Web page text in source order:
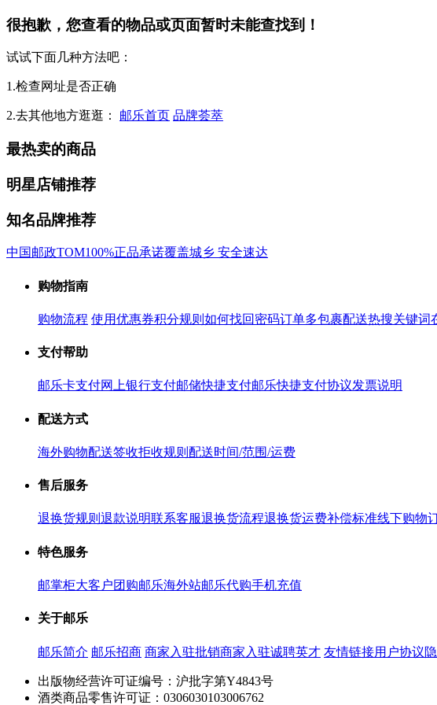
很抱歉，您查看的物品或页面暂时未能查找到！
试试下面几种方法吧：
1.检查网址是否正确
2.去其他地方逛逛： 邮乐首页 品牌荟萃
最热卖的商品
明星店铺推荐
知名品牌推荐
中国邮政TOM100%正品承诺覆盖城乡 安全速达
购物指南
购物流程 使用优惠券积分规则 如何找回密码订单多包裹配送热搜关键词
支付帮助
邮乐卡支付网上银行支付邮储快捷支付邮乐快捷支付协议发票说明
配送方式
海外购物配送签收拒收规则 配送时间/范围/运费
售后服务
退换货规则 退款说明联系客服退换货流程退换货运费补偿标准线下购物
特色服务
邮掌柜大客户团购邮乐海外站邮乐代购手机充值
关于邮乐
邮乐简介 邮乐招商 商家入驻批销商家入驻诚聘英才 友情链接用户协议
出版物经营许可证编号：沪批字第Y4843号
酒类商品零售许可证：0306030103006762